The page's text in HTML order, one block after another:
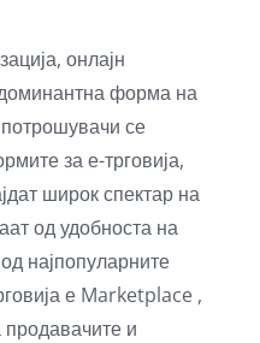
онлајн
форма на
се
за е-трговија,
широк спектар на
од удобноста на
најпопуларните
е Marketplace ,
и